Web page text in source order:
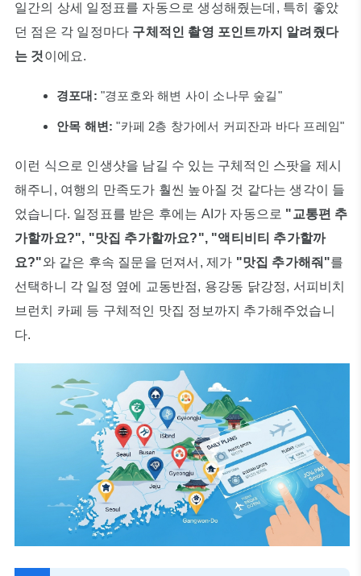
일간의 상세 일정표를 자동으로 생성해줬는데, 특히 좋았
던 점은 각 일정마다 구체적인 촬영 포인트까지 알려줬다
는 것이에요.
경포대: "경포호와 해변 사이 소나무 숲길"
안목 해변: "카페 2층 창가에서 커피잔과 바다 프레임"
이런 식으로 인생샷을 남길 수 있는 구체적인 스팟을 제시
해주니, 여행의 만족도가 훨씬 높아질 것 같다는 생각이 들
었습니다. 일정표를 받은 후에는 AI가 자동으로 "교통편 추
가할까요?", "맛집 추가할까요?", "액티비티 추가할까
요?"와 같은 후속 질문을 던져서, 제가 "맛집 추가해줘"를
선택하니 각 일정 옆에 교동반점, 용강동 닭강정, 서피비치
브런치 카페 등 구체적인 맛집 정보까지 추가해주었습니
다.